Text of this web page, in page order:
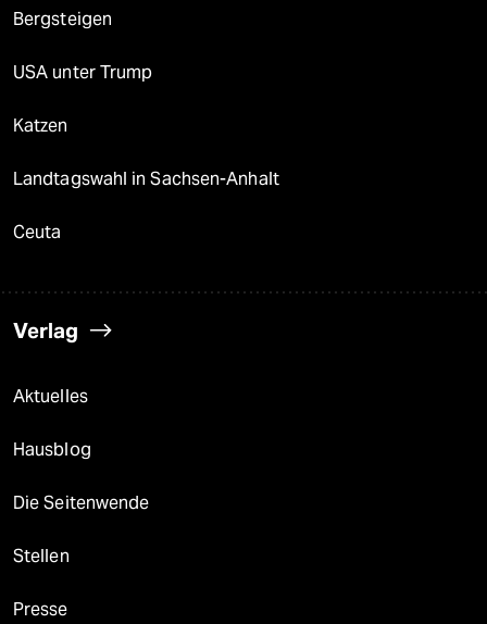
Bergsteigen
USA unter Trump
Katzen
Landtagswahl in Sachsen-Anhalt
Ceuta
Verlag
Aktuelles
Hausblog
Die Seitenwende
Stellen
Presse